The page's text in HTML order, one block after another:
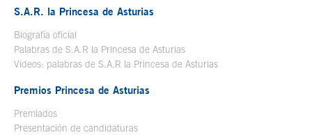
S.A.R. la Princesa de Asturias
Biografía oficial
Palabras de S.A.R la Princesa de Asturias
Videos: palabras de S.A.R la Princesa de Asturias
Premios Princesa de Asturias
Premiados
Presentación de candidaturas